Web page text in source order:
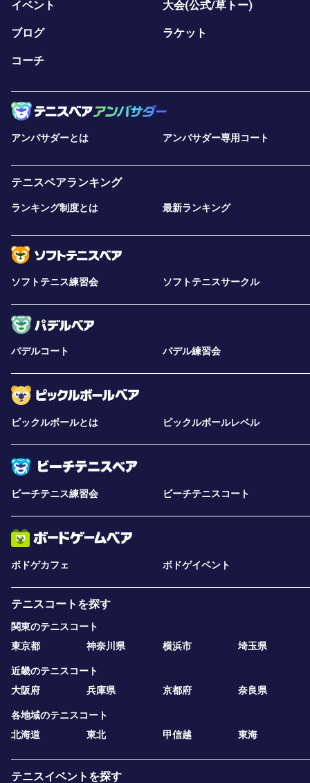
イベント 大会(公式/草トー)
ブログ ラケット
コーチ
アンバサダーとは アンバサダー専用コート
テニスベアランキング
ランキング制度とは 最新ランキング
ソフトテニス練習会 ソフトテニスサークル
パデルコート パデル練習会
ピックルボールとは ピックルボールレベル
ビーチテニス練習会 ビーチテニスコート
ボドゲカフェ ボドゲイベント
テニスコートを探す
関東のテニスコート
東京都
神奈川県 横浜市 埼玉県
近畿のテニスコート
大阪府
兵庫県 京都府 奈良県
各地域のテニスコート
北海道
東北 甲信越 東海
テニスイベントを探す